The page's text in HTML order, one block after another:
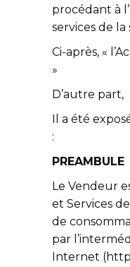
procédant à
services de la
Ci-après, «
»
D’autre part,
Il a été
:
PREAMBULE
Le Vendeur
et Services
de
par
Internet